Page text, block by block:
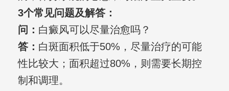
3个常见问题及解答：
问： 白癜风可以尽量治愈吗？
答： 白斑面积低于50%，尽量治疗的可能
性比较大；面积超过80%，则需要长期控
制和调理。